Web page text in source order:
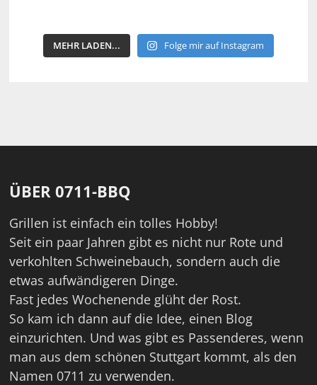
MEHR LADEN... Folge mir auf Instagram
ÜBER 0711-BBQ
Grillen ist einfach ein tolles Hobby!
Seit ein paar Jahren gibt es nicht nur Rote und
verkohlten Schweinebauch, sondern auch die
etwas aufwändigeren Dinge.
Fast jedes Wochenende glüht der Rost.
So kam ich dann auf die Idee, einen Blog
einzurichten. Und was gibt es Passenderes, wenn
man aus dem schönen Stuttgart kommt, als den
Namen 0711 zu verwenden.